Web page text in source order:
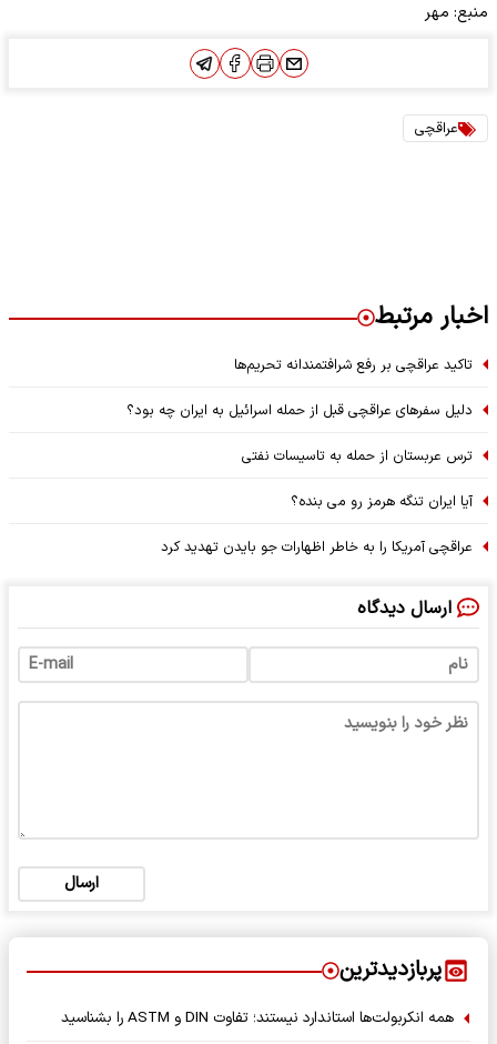
منبع: مهر
عراقچی
اخبار مرتبط
تاکید عراقچی بر رفع شرافتمندانه تحریم‌ها
دلیل سفرهای عراقچی قبل از حمله اسرائیل به ایران چه بود؟
ترس عربستان از حمله به تاسیسات نفتی
آیا ایران تنگه هرمز رو می بنده؟
عراقچی آمریکا را به خاطر اظهارات جو بایدن تهدید کرد
ارسال دیدگاه
ارسال
پربازدیدترین
همه انکربولت‌ها استاندارد نیستند؛ تفاوت DIN و ASTM را بشناسید